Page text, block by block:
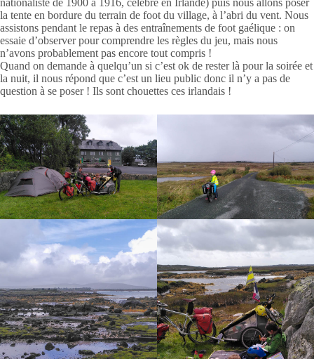
la tente en bordure du terrain de foot du village, à l’abri du vent. Nous
assistons pendant le repas à des entraînements de foot gaélique : on
essaie d’observer pour comprendre les règles du jeu, mais nous
n’avons probablement pas encore tout compris !
Quand on demande à quelqu’un si c’est ok de rester là pour la soirée et
la nuit, il nous répond que c’est un lieu public donc il n’y a pas de
question à se poser ! Ils sont chouettes ces irlandais !